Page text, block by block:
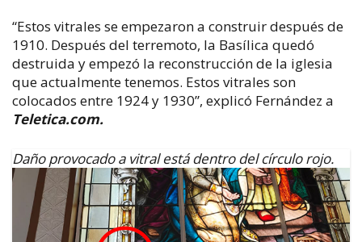
“Estos vitrales se empezaron a construir después de
1910. Después del terremoto, la Basílica quedó
destruida y empezó la reconstrucción de la iglesia
que actualmente tenemos. Estos vitrales son
colocados entre 1924 y 1930”, explicó Fernández a
Teletica.com.
Daño provocado a vitral está dentro del círculo rojo.